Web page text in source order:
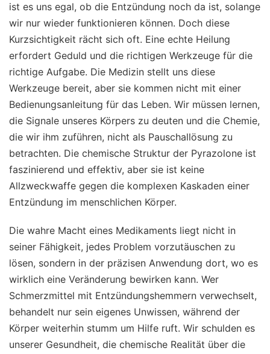
ist es uns egal, ob die Entzündung noch da ist, solange
wir nur wieder funktionieren können. Doch diese
Kurzsichtigkeit rächt sich oft. Eine echte Heilung
erfordert Geduld und die richtigen Werkzeuge für die
richtige Aufgabe. Die Medizin stellt uns diese
Werkzeuge bereit, aber sie kommen nicht mit einer
Bedienungsanleitung für das Leben. Wir müssen lernen,
die Signale unseres Körpers zu deuten und die Chemie,
die wir ihm zuführen, nicht als Pauschallösung zu
betrachten. Die chemische Struktur der Pyrazolone ist
faszinierend und effektiv, aber sie ist keine
Allzweckwaffe gegen die komplexen Kaskaden einer
Entzündung im menschlichen Körper.
Die wahre Macht eines Medikaments liegt nicht in
seiner Fähigkeit, jedes Problem vorzutäuschen zu
lösen, sondern in der präzisen Anwendung dort, wo es
wirklich eine Veränderung bewirken kann. Wer
Schmerzmittel mit Entzündungshemmern verwechselt,
behandelt nur sein eigenes Unwissen, während der
Körper weiterhin stumm um Hilfe ruft. Wir schulden es
unserer Gesundheit, die chemische Realität über die